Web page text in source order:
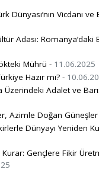
Dünyası’nın Vicdanı ve
Adası: Romanya’daki
Mührü - 11.06.2025
Hazır mı? -
Adalet ve
Azimle Doğan
Dünyayı Yeniden
Kurar: Gençlere Fikir